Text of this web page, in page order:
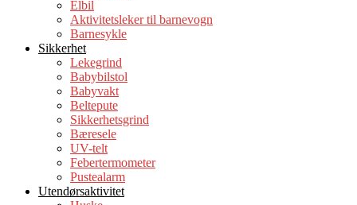
Elbil
Aktivitetsleker til barnevogn
Barne­s­yk­le
Sikkerhet
Lekegrind
Babybilstol
Babyvakt
Beltepute
Sikkerhetsgrind
Bæresele
UV-telt
Febertermometer
Pustealarm
Utendørsaktivitet